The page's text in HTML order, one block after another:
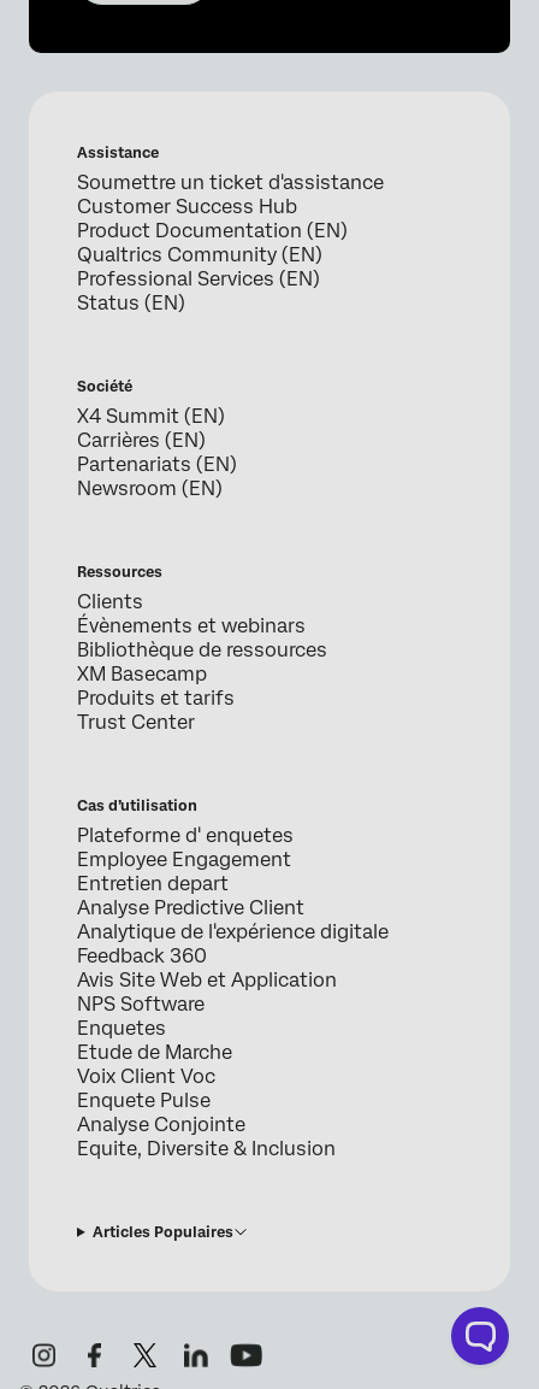
Assistance
Soumettre un ticket d'assistance
Customer Success Hub
Product Documentation (EN)
Qualtrics Community (EN)
Professional Services (EN)
Status (EN)
Société
X4 Summit (EN)
Carrières (EN)
Partenariats (EN)
Newsroom (EN)
Ressources
Clients
Évènements et webinars
Bibliothèque de ressources
XM Basecamp
Produits et tarifs
Trust Center
Cas d’utilisation
Plateforme d' enquetes
Employee Engagement
Entretien depart
Analyse Predictive Client
Analytique de l'expérience digitale
Feedback 360
Avis Site Web et Application
NPS Software
Enquetes
Etude de Marche
Voix Client Voc
Enquete Pulse
Analyse Conjointe
Equite, Diversite & Inclusion
Articles Populaires